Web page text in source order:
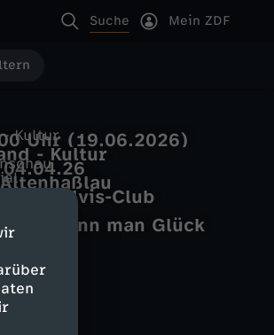
Suche Mein ZDF
Uhr (19.06.2026)
- Kultur
- Kultur
mit Elvis-Club
Wenn man Glück